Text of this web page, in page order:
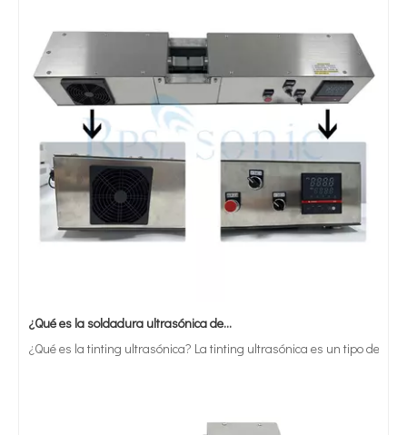
¿Qué es la tinting ultrasónica? La tinting ultrasónica es un tipo de